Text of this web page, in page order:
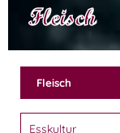
Fleisch
Fleisch